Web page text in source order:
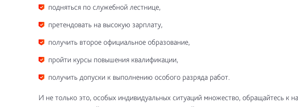
подняться по служебной лестнице,
претендовать на высокую зарплату,
получить второе официальное образование,
пройти курсы повышения квалификации,
получить допуски к выполнению особого разряда работ.
И не только это, особых индивидуальных ситуаций множество, обращайтесь к